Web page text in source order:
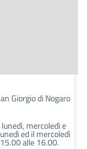
Giorgio di Nogaro
mercoledì e
ed il mercoledì
alle 16.00.